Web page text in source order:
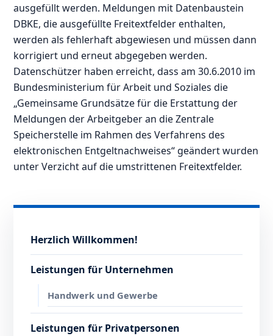
ausgefüllt werden. Meldungen mit Datenbaustein
DBKE, die ausgefüllte Freitextfelder enthalten,
werden als fehlerhaft abgewiesen und müssen dann
korrigiert und erneut abgegeben werden.
Datenschützer haben erreicht, dass am 30.6.2010 im
Bundesministerium für Arbeit und Soziales die
„Gemeinsame Grundsätze für die Erstattung der
Meldungen der Arbeitgeber an die Zentrale
Speicherstelle im Rahmen des Verfahrens des
elektronischen Entgeltnachweises“ geändert wurden
unter Verzicht auf die umstrittenen Freitextfelder.
Herzlich Willkommen!
Leistungen für Unternehmen
Handwerk und Gewerbe
Leistungen für Privatpersonen